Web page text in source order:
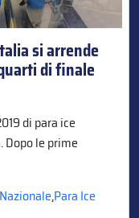
si arrende
di finale
di para ice
Dopo le prime
Nazionale,Para Ice